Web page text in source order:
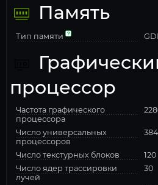
Память
Тип памяти
процессор
Частота графического
процессора
Число универсальных
процессоров
Число текстурных блоков
120
Число ядер трассировки
лучей
30